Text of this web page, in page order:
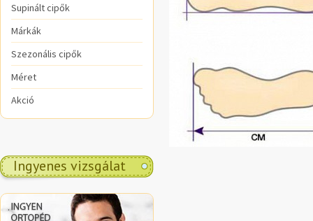
Supinált cipők
Márkák
Szezonális cipők
Méret
Akció
Ingyenes vizsgálat
.